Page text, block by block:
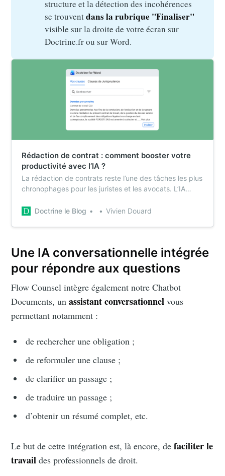
structure et la détection des incohérences
se trouvent
visible sur la droite de votre écran sur
Doctrine.fr ou sur Word.
Rédaction de contrat : comment booster votre
productivité avec l’IA ?
La rédaction de contrats reste l’une des tâches les plus
chronophages pour les juristes et les avocats. L’IA
plus vite, plus précisément et surtout sans repartir de
Doctrine le Blog Vivien Douard
Une IA conversationnelle intégrée
pour répondre aux questions
Flow Counsel intègre également notre Chatbot
Documents, un assistant conversationnel vous
permettant notamment :
de rechercher une obligation ;
de reformuler une clause ;
de clarifier un passage ;
de traduire un passage ;
d’obtenir un résumé complet, etc.
Le but de cette intégration est, là encore, defaciliter le
travaildes professionnels de droit.